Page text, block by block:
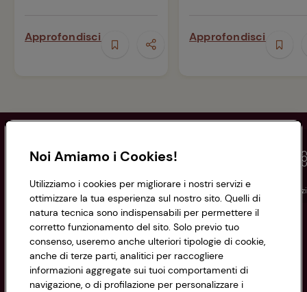
Approfondisci Approfondisci
Conad Spesa online Assicurazioni Viaggi
Informazioni
Privacy Policy
Noi Amiamo i Cookies!
Utilizziamo i cookies per migliorare i nostri servizi e
ottimizzare la tua esperienza sul nostro sito. Quelli di
natura tecnica sono indispensabili per permettere il
corretto funzionamento del sito. Solo previo tuo
consenso, useremo anche ulteriori tipologie di cookie,
anche di terze parti, analitici per raccogliere
informazioni aggregate sui tuoi comportamenti di
navigazione, o di profilazione per personalizzare i